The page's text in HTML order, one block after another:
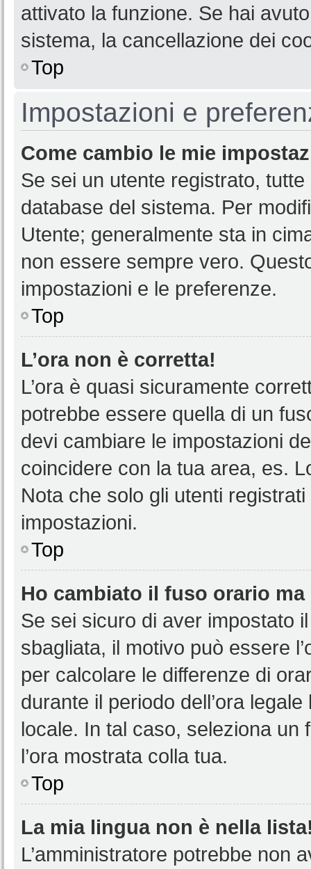
attivato la funzione. Se hai
sistema, la cancellazione dei
Top
Impostazioni e
Come cambio le mie
Se sei un utente registrato,
database del sistema. Per
Utente; generalmente sta in
non essere sempre vero.
impostazioni e le preferenze.
Top
L’ora non è corretta!
L’ora è quasi sicuramente
potrebbe essere quella di un
devi cambiare le impostazioni
coincidere con la tua area, es.
Nota che solo gli utenti
impostazioni.
Top
Ho cambiato il fuso orario ma
Se sei sicuro di aver impostato
sbagliata, il motivo può essere
per calcolare le differenze di
durante il periodo dell’ora
locale. In tal caso, seleziona
l’ora mostrata colla tua.
Top
La mia lingua non è nella
L’amministratore potrebbe non